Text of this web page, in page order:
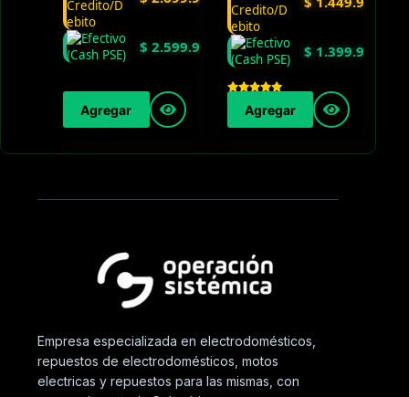
$ 2.599.900
Agregar
$ 1.399.900
Agregar
Empresa especializada en electrodomésticos,
repuestos de electrodomésticos, motos
electricas y repuestos para las mismas, con